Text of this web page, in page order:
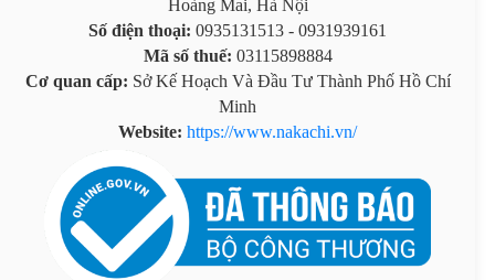
Hoàng Mai, Hà Nội
Số điện thoại: 0935131513 - 0931939161
Mã số thuế: 03115898884
Cơ quan cấp: Sở Kế Hoạch Và Đầu Tư Thành Phố Hồ Chí
Minh
Website: https://www.nakachi.vn/